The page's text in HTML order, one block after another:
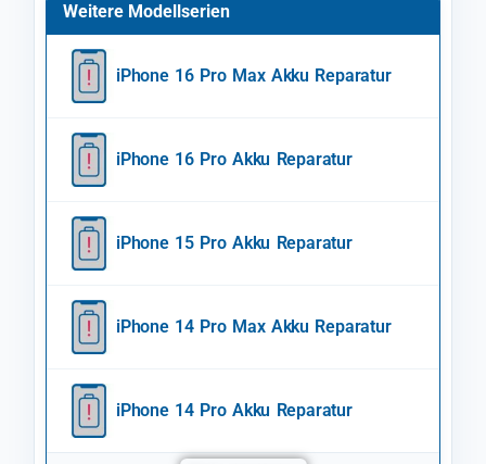
Weitere Modellserien
iPhone 16 Pro Max Akku Reparatur
iPhone 16 Pro Akku Reparatur
iPhone 15 Pro Akku Reparatur
iPhone 14 Pro Max Akku Reparatur
iPhone 14 Pro Akku Reparatur